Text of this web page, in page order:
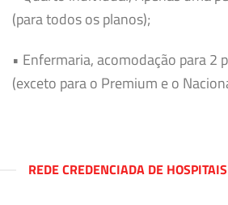
(para todos os planos);
• Enfermaria, acomodação para 2
(exceto para o Premium e o
REDE CREDENCIADA DE